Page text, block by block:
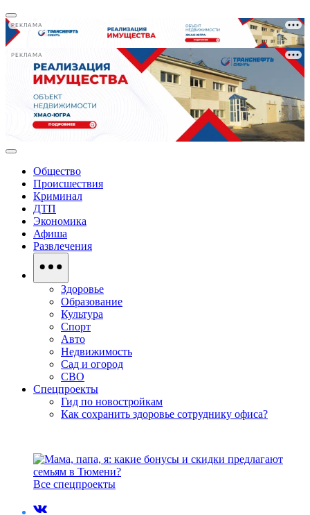
РЕКЛАМА
РЕКЛАМА
Общество
Происшествия
Криминал
ДТП
Экономика
Афиша
Развлечения
Здоровье
Образование
Культура
Спорт
Авто
Недвижимость
Сад и огород
СВО
Спецпроекты
Гид по новостройкам
Как сохранить здоровье сотруднику офиса?
Все спецпроекты